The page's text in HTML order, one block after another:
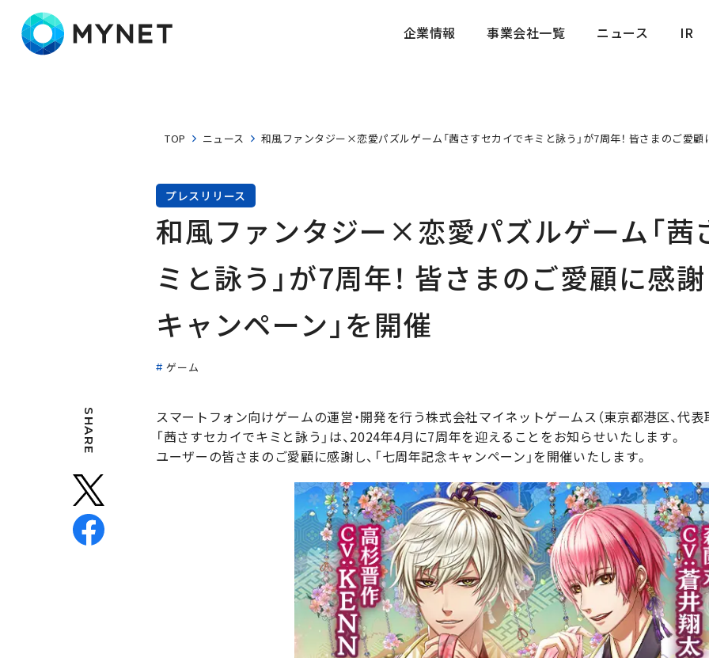
企業情報
事業会社一覧
ニュース
IR
TOP ニュース 和風ファンタジー×恋愛パズルゲーム「茜さすセカイでキミと詠う」が7周年！ 皆さまのご愛顧
プレスリリース
和風ファンタジー×恋愛パズルゲーム「茜
ミと詠う」が7周年！ 皆さまのご愛顧に感
キャンペーン」を開催
ゲーム
SHARE
スマートフォン向けゲームの運営・開発を行う株式会社マイネットゲームス（東京都港区、代表
「茜さすセカイでキミと詠う」は、2024年4月に7周年を迎えることをお知らせいたします。
ユーザーの皆さまのご愛顧に感謝し、「七周年記念キャンペーン」を開催いたします。